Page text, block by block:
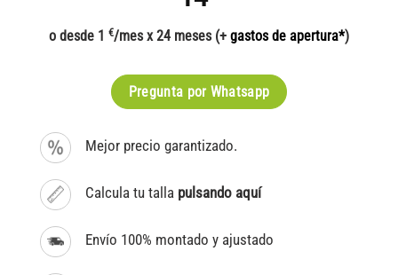
o desde 1 €/mes x 24 meses (+ gastos de apertura*)
Pregunta por Whatsapp
Mejor precio garantizado.
Calcula tu talla pulsando aquí
Envío 100% montado y ajustado